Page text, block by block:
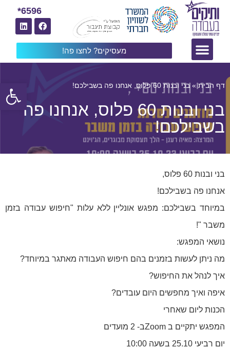
מעסיקים? לחצו פה!
6596*
דף הבית » בני ובנות 60 פלוס, אנחנו פה בשבילכם!
בני ובנות 60 פלוס, אנחנו פה
בשבילכם!
בני ובנות 60 פלוס,
אנחנו פה בשבילכם!
במיוחד בשבילכם: מפגש אונליין ללא עלות "חיפוש עבודה בזמן
משבר "!
נושאי המפגש:
מה ניתן לעשות בזמנים בהם חיפוש העבודה מאתגר במיוחד?
איך לנהל את החיפוש?
איפה ואיך מחפשים היום עובדים?
הכנות ליום שאחרי
המפגש יתקיים ב Zoomב- 2 מועדים
יום רביעי 25.10 בשעה 10:00